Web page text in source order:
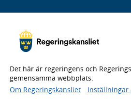
Det här är regeringens och
gemensamma webbplats.
Om Regeringskansliet
Inställningar